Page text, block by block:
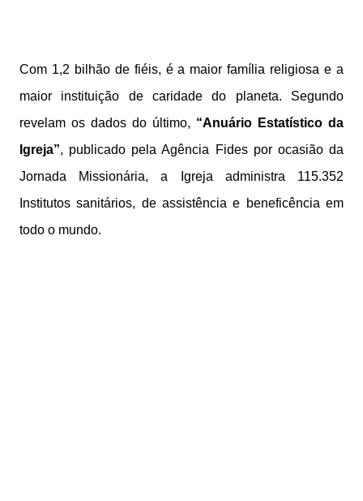
Com 1,2 bilhão de fiéis, é a maior família religiosa e a
maior instituição de caridade do planeta. Segundo
revelam os dados do último, “Anuário Estatístico da
Igreja”, publicado pela Agência Fides por ocasião da
Jornada Missionária, a Igreja administra 115.352
Institutos sanitários, de assistência e beneficência em
todo o mundo.